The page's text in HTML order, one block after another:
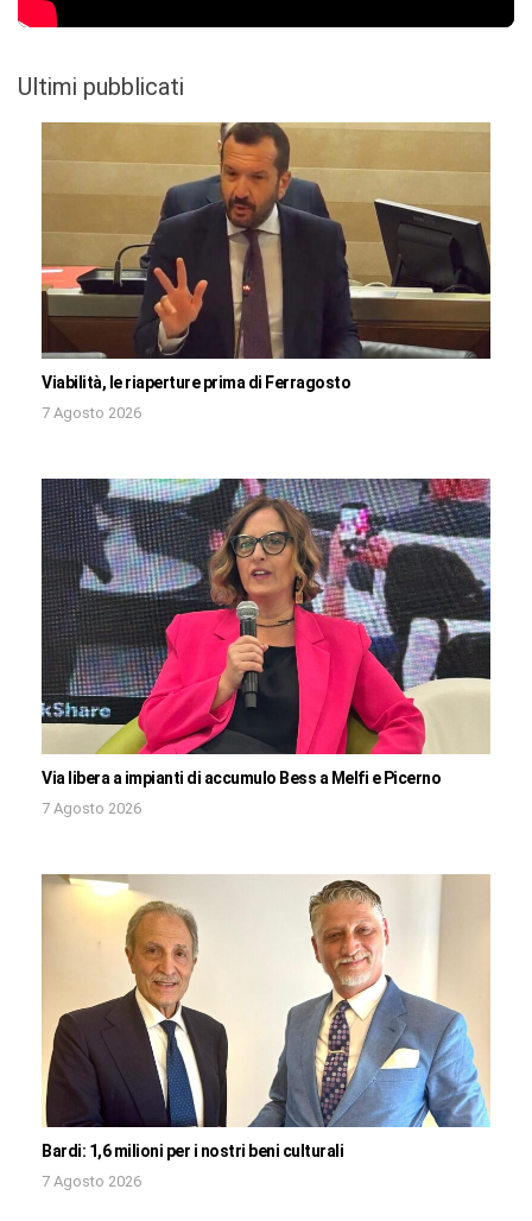
Ultimi pubblicati
Viabilità, le riaperture prima di Ferragosto
7 Agosto 2026
Via libera a impianti di accumulo Bess a Melfi e Picerno
7 Agosto 2026
Bardi: 1,6 milioni per i nostri beni culturali
7 Agosto 2026